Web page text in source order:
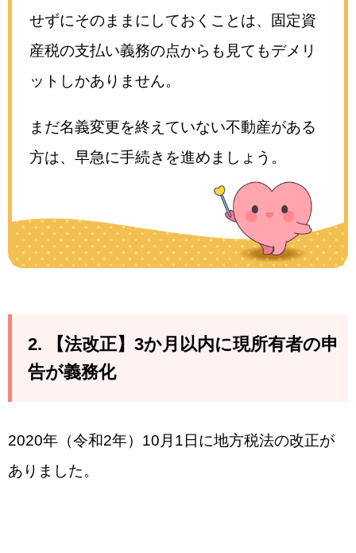
せずにそのままにしておくことは、固定資
産税の支払い義務の点からも見てもデメリ
ットしかありません。
まだ名義変更を終えていない不動産がある
方は、早急に手続きを進めましょう。
2. 【法改正】3か月以内に現所有者の申
告が義務化
2020年（令和2年）10月1日に地方税法の改正が
ありました。